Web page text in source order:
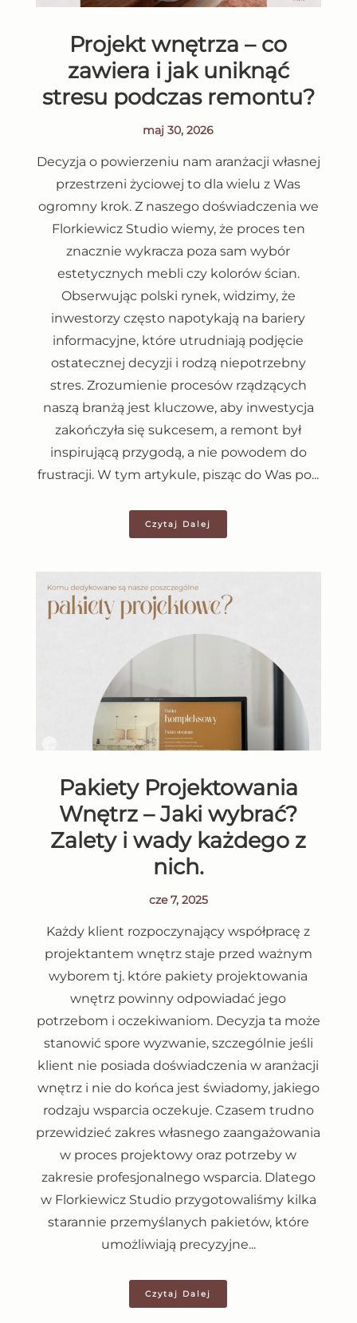
Projekt wnętrza – co
zawiera i jak uniknąć
stresu podczas remontu?
maj 30, 2026
Decyzja o powierzeniu nam aranżacji własnej
przestrzeni życiowej to dla wielu z Was
ogromny krok. Z naszego doświadczenia we
Florkiewicz Studio wiemy, że proces ten
znacznie wykracza poza sam wybór
estetycznych mebli czy kolorów ścian.
Obserwując polski rynek, widzimy, że
inwestorzy często napotykają na bariery
informacyjne, które utrudniają podjęcie
ostatecznej decyzji i rodzą niepotrzebny
stres. Zrozumienie procesów rządzących
naszą branżą jest kluczowe, aby inwestycja
zakończyła się sukcesem, a remont był
inspirującą przygodą, a nie powodem do
frustracji. W tym artykule, pisząc do Was po...
Czytaj Dalej
Pakiety Projektowania
Wnętrz – Jaki wybrać?
Zalety i wady każdego z
nich.
cze 7, 2025
Każdy klient rozpoczynający współpracę z
projektantem wnętrz staje przed ważnym
wyborem tj. które pakiety projektowania
wnętrz powinny odpowiadać jego
potrzebom i oczekiwaniom. Decyzja ta może
stanowić spore wyzwanie, szczególnie jeśli
klient nie posiada doświadczenia w aranżacji
wnętrz i nie do końca jest świadomy, jakiego
rodzaju wsparcia oczekuje. Czasem trudno
przewidzieć zakres własnego zaangażowania
w proces projektowy oraz potrzeby w
zakresie profesjonalnego wsparcia. Dlatego
w Florkiewicz Studio przygotowaliśmy kilka
starannie przemyślanych pakietów, które
umożliwiają precyzyjne...
Czytaj Dalej